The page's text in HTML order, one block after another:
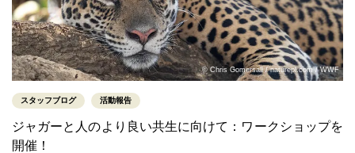
© Chris Gomersall / naturepl.com / WWF
スタッフブログ 活動報告
ジャガーと人のより良い共生に向けて：ワークショップを
開催！